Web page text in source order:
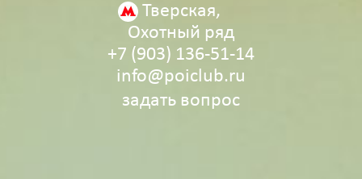
Тверская,
Охотный ряд
+7 (903) 136‑51‑14
info@poiclub.ru
задать вопрос